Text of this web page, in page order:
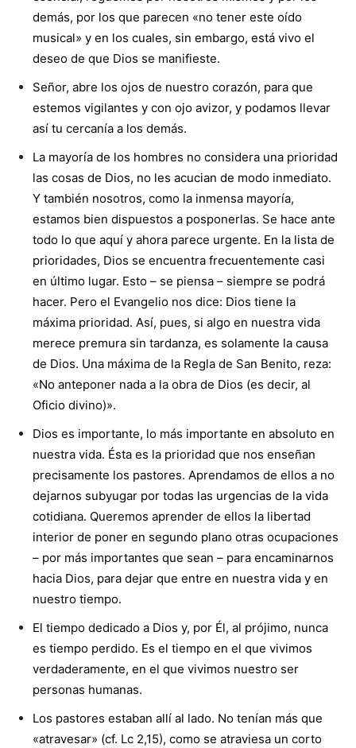
demás, por los que parecen «no tener este oído
musical» y en los cuales, sin embargo, está vivo el
deseo de que Dios se manifieste.
Señor, abre los ojos de nuestro corazón, para que
estemos vigilantes y con ojo avizor, y podamos llevar
así tu cercanía a los demás.
La mayoría de los hombres no considera una prioridad
las cosas de Dios, no les acucian de modo inmediato.
Y también nosotros, como la inmensa mayoría,
estamos bien dispuestos a posponerlas. Se hace ante
todo lo que aquí y ahora parece urgente. En la lista de
prioridades, Dios se encuentra frecuentemente casi
en último lugar. Esto – se piensa – siempre se podrá
hacer. Pero el Evangelio nos dice: Dios tiene la
máxima prioridad. Así, pues, si algo en nuestra vida
merece premura sin tardanza, es solamente la causa
de Dios. Una máxima de la Regla de San Benito, reza:
«No anteponer nada a la obra de Dios (es decir, al
Oficio divino)».
Dios es importante, lo más importante en absoluto en
nuestra vida. Ésta es la prioridad que nos enseñan
precisamente los pastores. Aprendamos de ellos a no
dejarnos subyugar por todas las urgencias de la vida
cotidiana. Queremos aprender de ellos la libertad
interior de poner en segundo plano otras ocupaciones
– por más importantes que sean – para encaminarnos
hacia Dios, para dejar que entre en nuestra vida y en
nuestro tiempo.
El tiempo dedicado a Dios y, por Él, al prójimo, nunca
es tiempo perdido. Es el tiempo en el que vivimos
verdaderamente, en el que vivimos nuestro ser
personas humanas.
Los pastores estaban allí al lado. No tenían más que
«atravesar» (cf. Lc 2,15), como se atraviesa un corto